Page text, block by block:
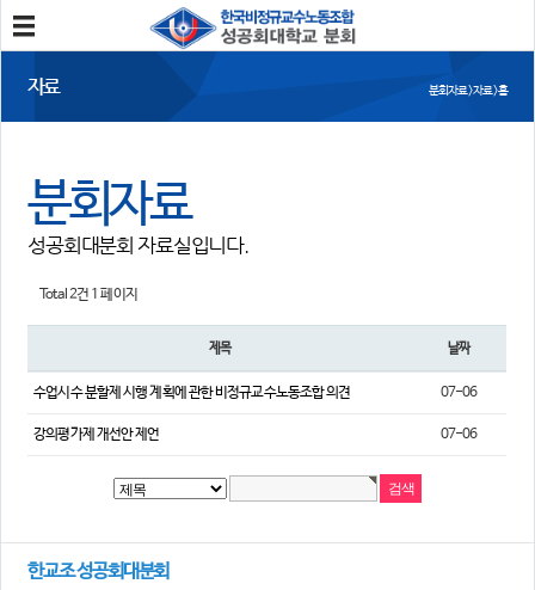
분회소개
소식
공지사항
자유게시판 건의사항
자료
분회자료
의견
자료 분회자료 > 자료 > 홈
분회자료
성공회대분회 자료실입니다.
Total 2건 1 페이지
제목 날짜
수업시수 분할제 시행 계획에 관한 비정규교수노동조합 의견 07-06
강의평가제 개선안 제언 07-06
한교조 성공회대분회